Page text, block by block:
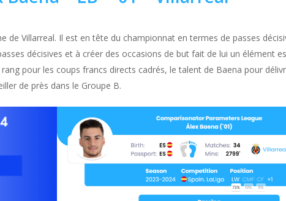
de Villarreal. Il est en tête du championnat en termes de passes
décisives et à créer des occasions de but fait de lui un élément
pour les coups francs directs cadrés, le talent de Baena pour
de près dans le Groupe B.